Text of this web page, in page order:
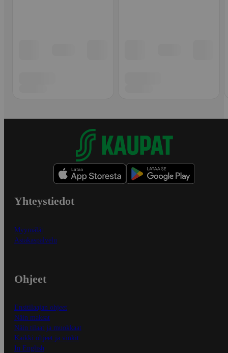
Yhteystiedot
Myymälät
Asiakaspalvelu
Ohjeet
Ensitilaajan ohjeet
Näin maksat
Näin tilaat ja muokkaat
Kaikki ohjeet ja vinkit
In English